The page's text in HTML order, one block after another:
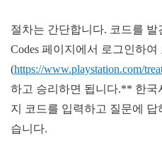
절차는 간단합니다. 코드를 발
Codes 페이지에서 로그인하
(https://www.playstation.com/
하고 승리하면 됩니다.** 한국
지 코드를 입력하고 질문에 답
습니다.